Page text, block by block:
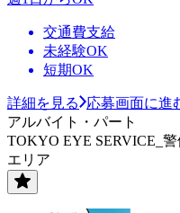
交通費支給
未経験OK
短期OK
詳細を見る
応募画面に進
アルバイト・パート
TOKYO EYE SERVICE_
エリア